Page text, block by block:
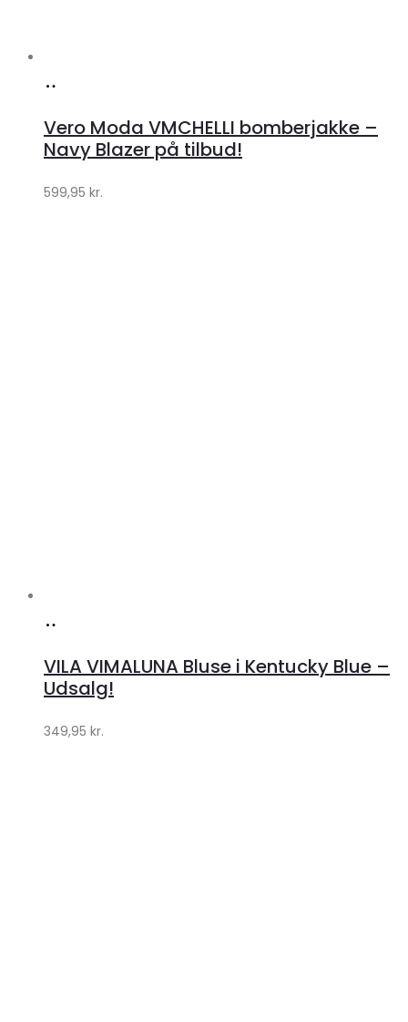
Klædeskabet.dk
Vero Moda VMCHELLI bomberjakke –
Navy Blazer på tilbud!
599,95 kr.
Klædeskabet.dk
VILA VIMALUNA Bluse i Kentucky Blue –
Udsalg!
349,95 kr.